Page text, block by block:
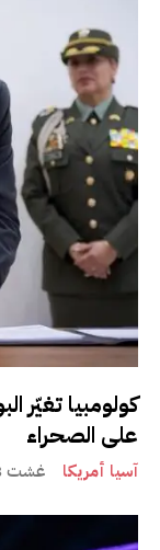
كولومبيا تغيّر
على الصحراء
آسيا أمريكا غشت 8, 2026